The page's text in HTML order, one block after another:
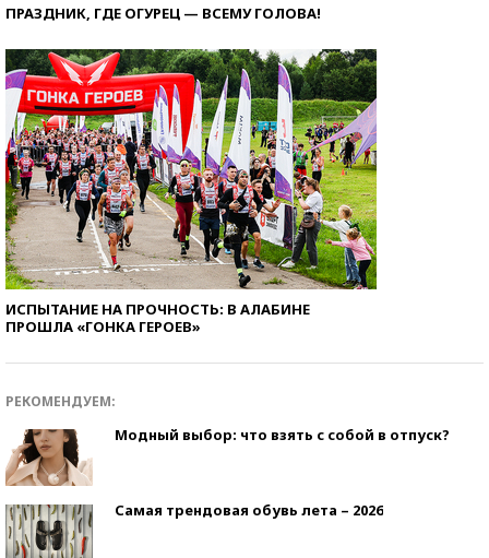
ПРАЗДНИК, ГДЕ ОГУРЕЦ — ВСЕМУ ГОЛОВА!
ИСПЫТАНИЕ НА ПРОЧНОСТЬ: В АЛАБИНЕ
ПРОШЛА «ГОНКА ГЕРОЕВ»
РЕКОМЕНДУЕМ:
Модный выбор: что взять с собой в отпуск?
Самая трендовая обувь лета – 2026